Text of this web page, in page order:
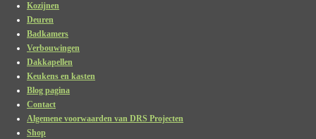
Kozijnen
Deuren
Badkamers
Verbouwingen
Dakkapellen
Keukens en kasten
Blog pagina
Contact
Algemene voorwaarden van DRS Projecten
Shop